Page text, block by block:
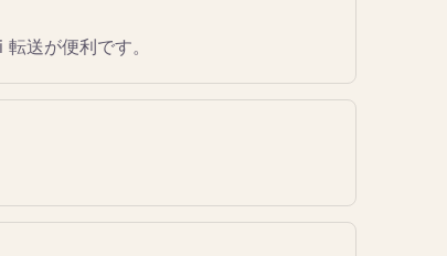
送が便利です。